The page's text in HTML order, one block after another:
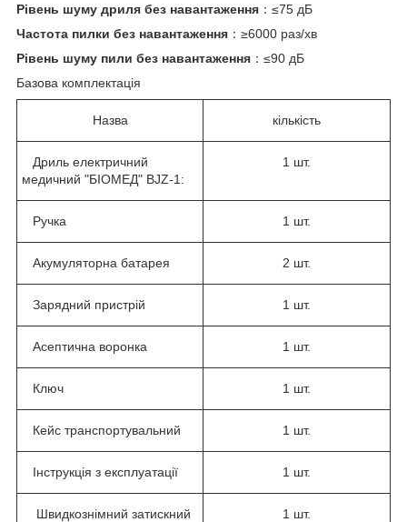
Рівень шуму дриля без навантаження ：≤75 дБ
Частота пилки без навантаження ：≥6000 раз/хв
Рівень шуму пили без навантаження ：≤90 дБ
Базова комплектація
Назва кількість
Дриль електричний
медичний "БІОМЕД" BJZ-1:
1 шт.
Ручка 1 шт.
Акумуляторна батарея 2 шт.
Зарядний пристрій 1 шт.
Асептична воронка 1 шт.
Ключ 1 шт.
Кейс транспортувальний 1 шт.
Інструкція з експлуатації 1 шт.
Швидкознімний затискний
1 шт.